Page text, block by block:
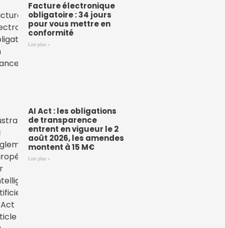
Facture électronique
obligatoire : 34 jours
pour vous mettre en
conformité
Lire plus »
AI Act : les obligations
de transparence
entrent en vigueur le 2
août 2026, les amendes
montent à 15 M€
Lire plus »